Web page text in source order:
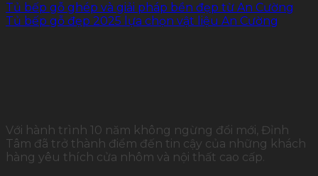
Tủ bếp gỗ ghép và giải pháp bền đẹp từ An Cường
Tủ bếp gỗ đẹp 2025 lựa chọn vật liệu An Cường
Với hành trình 10 năm không ngừng đổi mới, Đỉnh
Tâm đã trở thành điểm đến tin cậy của những khách
hàng yêu thích cửa nhôm và nội thất cao cấp.